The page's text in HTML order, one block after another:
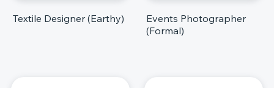
Textile Designer (Earthy)
Events Photographer
(Formal)